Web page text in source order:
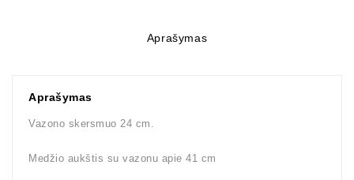
Aprašymas
Aprašymas
Vazono skersmuo 24 cm.
Medžio aukštis su vazonu apie 41 cm